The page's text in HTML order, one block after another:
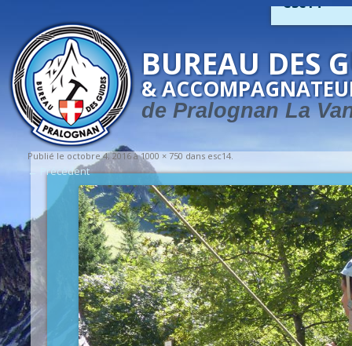
BUREAU DES
&
de Pralognan La
Publié le octobre 4, 2016à1000 × 750 dans esc14.
← Précédent